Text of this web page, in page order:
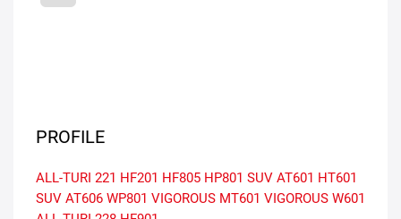
PROFILE
ALL-TURI 221 HF201 HF805 HP801 SUV AT601 HT601
SUV AT606 WP801 VIGOROUS MT601 VIGOROUS W601